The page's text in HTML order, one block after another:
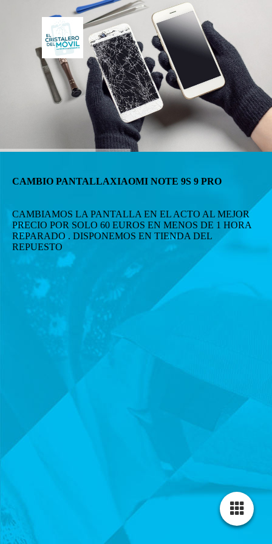
CAMBIO PANTALLAXIAOMI NOTE 9S 9 PRO
CAMBIAMOS LA PANTALLA EN EL ACTO AL MEJOR
PRECIO POR SOLO 60 EUROS EN MENOS DE 1 HORA
REPARADO . DISPONEMOS EN TIENDA DEL
REPUESTO